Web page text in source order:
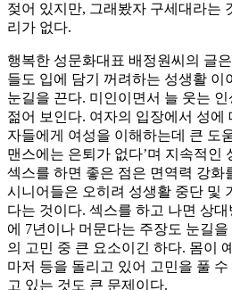
젖어 있지만, 그래봤자 구세대라는
리가 없다.
행복한 성문화대표 배정원씨의 글
들도 입에 담기 꺼려하는 성생활 이
눈길을 끈다. 미인이면서 늘 웃는
젊어 보인다. 여자의 입장에서 성에
자들에게 여성을 이해하는데 큰 도
맨스에는 은퇴가 없다’며 지속적인
섹스를 하면 좋은 점은 면역력 강화
시니어들은 오히려 성생활 중단 및
다는 것이다. 섹스를 하고 나면 상
에 7년이나 머문다는 주장도 눈길
의 고민 중 큰 요소이긴 하다. 몸이
마저 등을 돌리고 있어 고민을 풀 수
고 있는 것도 큰 문제이다.